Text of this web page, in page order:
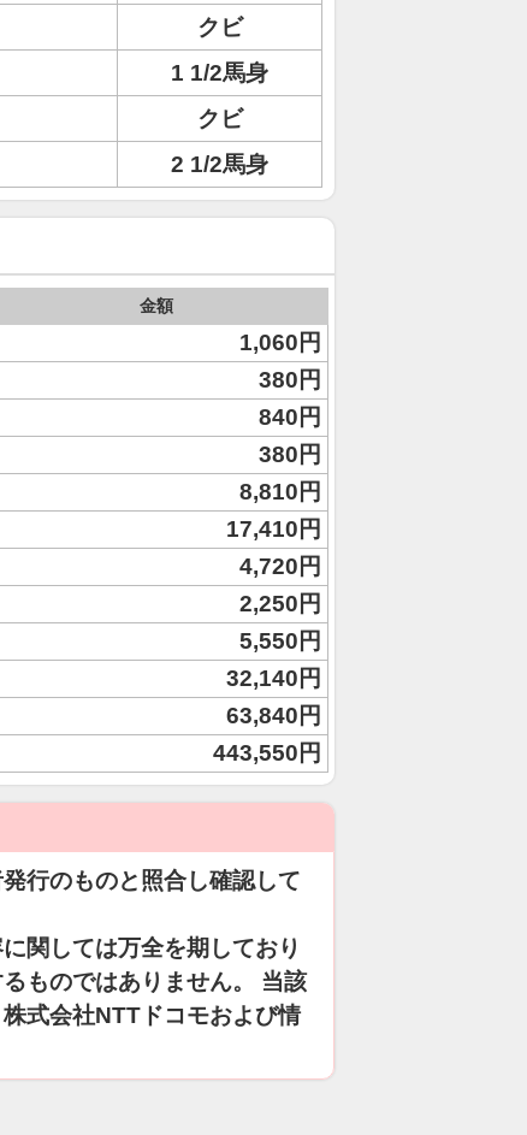
クビ
1 1/2馬身
クビ
2 1/2馬身
金額
1,060円
380円
840円
380円
8,810円
17,410円
4,720円
2,250円
5,550円
32,140円
63,840円
443,550円
行のものと照合し確認して
関しては万全を期しており
ものではありません。 当該
式会社NTTドコモおよび情